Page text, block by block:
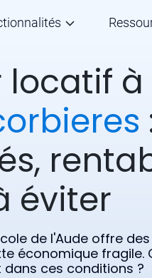
à
éviter
de l'Aude offre
économique fragile.
ces conditions ?